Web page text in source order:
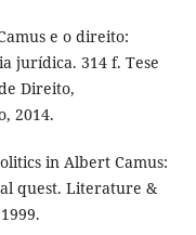
e o direito:
jurídica. 314 f. Tese
Direito,
2014.
in Albert Camus:
quest. Literature &